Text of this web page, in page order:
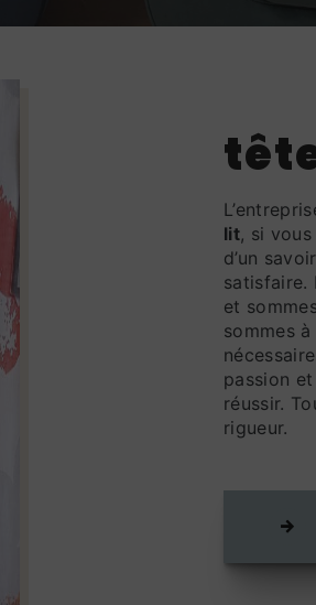
lit, si
d’un
satisfaire.
et
sommes
passion
réussir.
rigueur.